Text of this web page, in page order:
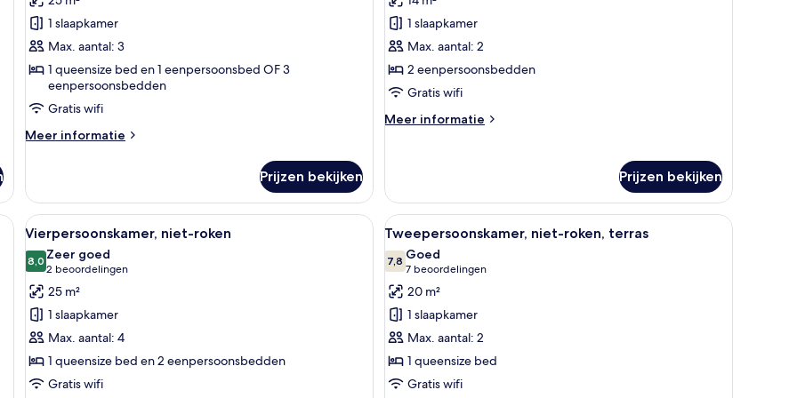
laden1 slaapkamer
Max. aantal: 3
1 queensize bed en 1 eenpersoonsbed OF 3
eenpersoonsbedden
Gratis wifi
Meer informatie
Meer
Prijzen bekijken
kamer
laden
1 slaapkamer
Max. aantal: 2
2 eenpersoonsbedden
Gratis wifi
Meer informatie
Meer
Prijzen bekijken
een groot raam en een muurschildering van architectonische bogen.
Alle
foto's
voor
Vierpersoonskamer,
niet-
roken
laden
Een moderne hotelkamer met een bed, een stoel en een groot muurdecoratie van een brug.
6
Vierpersoonskamer, niet-roken
8,08,0 van 10
Zeer goed
2 beoordelingen
(2
beoordelingen)
25 m²
1 slaapkamer
Max. aantal: 4
1 queensize bed en 2 eenpersoonsbedden
Gratis wifi
Alle
foto's
voor
Tweepersoonskamer,
niet-
roken,
terras
laden
Een hotelkamer met een groot bed,
6
Tweepersoonskamer, niet-roken, terras
7,87,8 van 10
Goed
7 beoordelingen
(7
beoordelingen)
20 m²
1 slaapkamer
Max. aantal: 2
1 queensize bed
Gratis wifi